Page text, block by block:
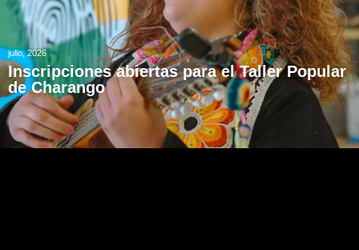
julio, 2026
Inscripciones abiertas para el Taller Popular
de Charango